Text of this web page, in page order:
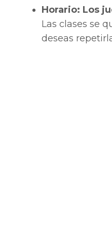
Horario: Los
Las clases se
deseas